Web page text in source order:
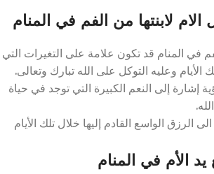
لابنتها من الفم في المنام
في المنام قد تكون علامة على التغيرات التي
الأيام وعليه التوكل على الله تبارك وتعالى.
إشارة إلى النعم الكبيرة التي توجد في حياة
الرزق الواسع القادم إليها خلال تلك الأيام
الأم في المنام